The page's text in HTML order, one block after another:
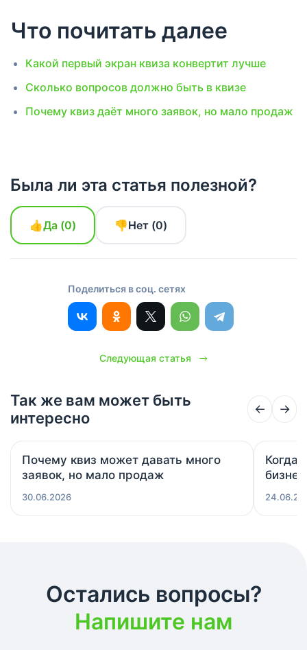
поменять оффер и первый экран одновременно, вы не
поймёте, что именно сработало.
Что почитать далее
Какой первый экран квиза конвертит лучше
Сколько вопросов должно быть в квизе
Почему квиз даёт много заявок, но мало продаж
Была ли эта статья полезной?
👍Да (0) 👎Нет (0)
Поделиться в соц. сетях
Следующая статья
Так же вам может быть
интересно
← →
Почему квиз может давать много
заявок, но мало продаж
30.06.2026
Когда
Остались вопросы?
Напишите нам